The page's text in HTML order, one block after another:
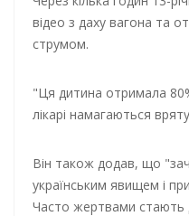
відео з даху вагона та
струмом.
"Ця дитина отримала
лікарі намагаються
Він також додав, що
українським явищем і
Часто жертвами стають